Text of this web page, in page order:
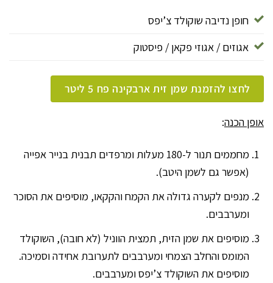
חופן נדיבה שוקולד צ’יפס
אגוזים / אגוזי פקאן / פיסטוק
לחצו להזמנת שמן זית ארבקינה פח 5 ליטר
אופן הכנה:
מחממים תנור ל-180 מעלות ומרפדים תבנית בנייר אפייה
(אפשר גם לשמן היטב).
מנפים לקערה גדולה את הקמח והקקאו, מוסיפים את הסוכר
ומערבבים.
מוסיפים את שמן הזית, תמצית הווניל (לא חובה), השוקולד
המומס והחלב הצמחי ומערבבים לתערובת אחידה וסמיכה.
מוסיפים את השוקולד צ’יפס ומערבבים.